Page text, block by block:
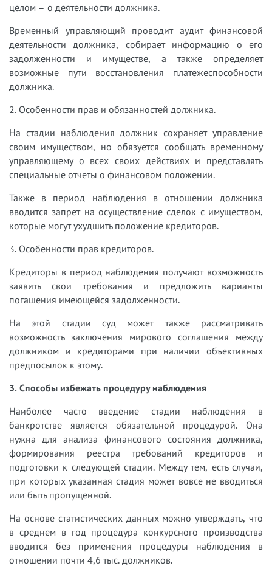
целом – о деятельности должника.
Временный управляющий проводит аудит финансовой
деятельности должника, собирает информацию о его
задолженности и имуществе, а также определяет
возможные пути восстановления платежеспособности
должника.
2. Особенности прав и обязанностей должника.
На стадии наблюдения должник сохраняет управление
своим имуществом, но обязуется сообщать временному
управляющему о всех своих действиях и представлять
специальные отчеты о финансовом положении.
Также в период наблюдения в отношении должника
вводится запрет на осуществление сделок с имуществом,
которые могут ухудшить положение кредиторов.
3. Особенности прав кредиторов.
Кредиторы в период наблюдения получают возможность
заявить свои требования и предложить варианты
погашения имеющейся задолженности.
На этой стадии суд может также рассматривать
возможность заключения мирового соглашения между
должником и кредиторами при наличии объективных
предпосылок к этому.
3. Способы избежать процедуру наблюдения
Наиболее часто введение стадии наблюдения в
банкротстве является обязательной процедурой. Она
нужна для анализа финансового состояния должника,
формирования реестра требований кредиторов и
подготовки к следующей стадии. Между тем, есть случаи,
при которых указанная стадия может вовсе не вводиться
или быть пропущенной.
На основе статистических данных можно утверждать, что
в среднем в год процедура конкурсного производства
вводится без применения процедуры наблюдения в
отношении почти 4,6 тыс. должников.